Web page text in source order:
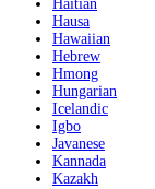
Haitian
Hausa
Hawaiian
Hebrew
Hmong
Hungarian
Icelandic
Igbo
Javanese
Kannada
Kazakh